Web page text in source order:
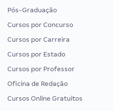
Pós-Graduação
Cursos por Concurso
Cursos por Carreira
Cursos por Estado
Cursos por Professor
Oficina de Redação
Cursos Online Gratuitos